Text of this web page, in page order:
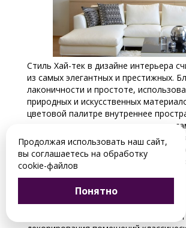
Стиль Хай-тек в дизайне интерьера
из самых элегантных и престижных.
лаконичности и простоте,
природных и искусственных
цветовой палитре внутреннее
комнаты выглядит оригинальным и
Люстра в стиле Хай-тек обеспечит
внутреннего пространства, а также
своеобразие, органичность и особое
Особенности стиля
Хай-тек часто применяют для
Продолжая использовать наш сайт,
вы соглашаетесь на обработку
cookie-файлов
Понятно